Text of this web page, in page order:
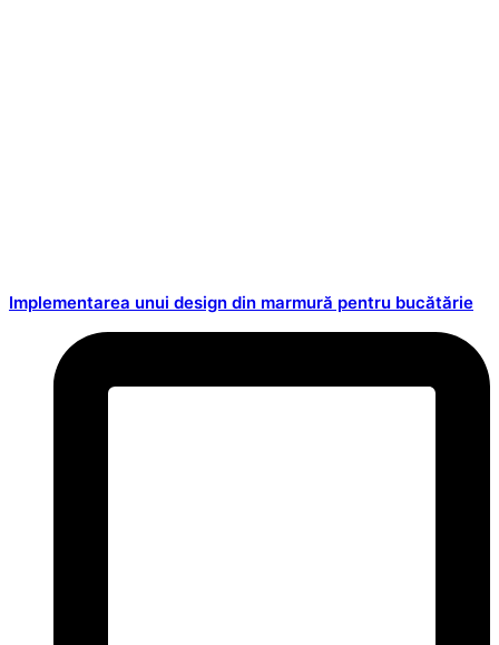
Implementarea unui design din marmură pentru bucătărie